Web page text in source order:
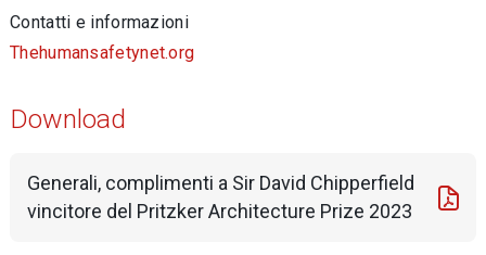
Contatti e informazioni
Thehumansafetynet.org
Download
Generali, complimenti a Sir David Chipperfield
vincitore del Pritzker Architecture Prize 2023